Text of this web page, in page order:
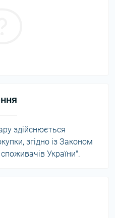
здійснюється
згідно із Законом
України".